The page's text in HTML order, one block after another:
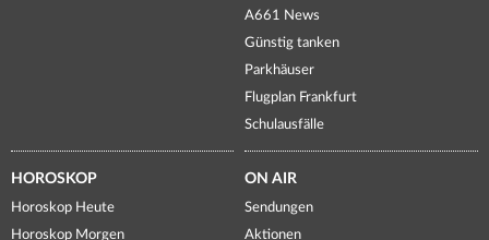
A661 News
Günstig tanken
Parkhäuser
Flugplan Frankfurt
Schulausfälle
HOROSKOP
Horoskop Heute
Horoskop Morgen
ON AIR
Sendungen
Aktionen